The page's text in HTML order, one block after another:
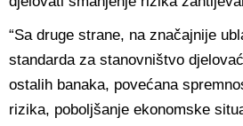
“Sa druge strane, na značajnije
standarda za stanovništvo
ostalih banaka, povećana
rizika, poboljšanje ekonomske